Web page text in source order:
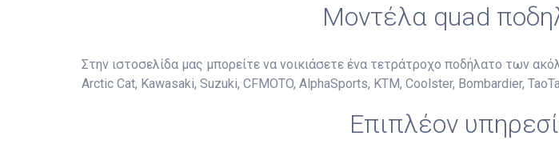
Μοντέλα quad
Στην ιστοσελίδα μας μπορείτε να νοικιάσετε ένα τετράτροχο ποδήλατο των
Arctic Cat, Kawasaki, Suzuki, CFMOTO, AlphaSports, KTM, Coolster, Bombardier,
Επιπλέον